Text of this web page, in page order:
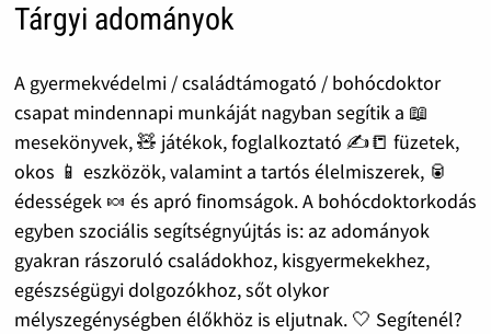
Tárgyi adományok
A gyermekvédelmi / családtámogató / bohócdoktor
csapat mindennapi munkáját nagyban segítik a 📖
mesekönyvek, 🧸 játékok, foglalkoztató ✍️📒 füzetek,
okos 📱 eszközök, valamint a tartós élelmiszerek, 🥫
édességek 🍬 és apró finomságok. A bohócdoktorkodás
egyben szociális segítségnyújtás is: az adományok
gyakran rászoruló családokhoz, kisgyermekekhez,
egészségügyi dolgozókhoz, sőt olykor
mélyszegénységben élőkhöz is eljutnak. 🤍 Segítenél?